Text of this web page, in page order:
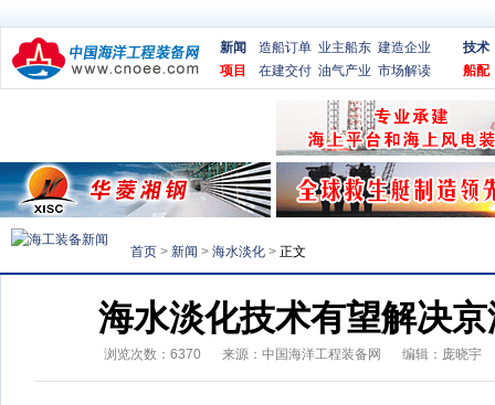
新闻 造船订单 业主船东 建造企业
项目
在建交付 油气产业 市场解读
技术
船配
首页 > 新闻 > 海水淡化 > 正文
海水淡化技术有望解决
浏览次数：6370 来源：中国海洋工程装备网 编辑：庞晓宇